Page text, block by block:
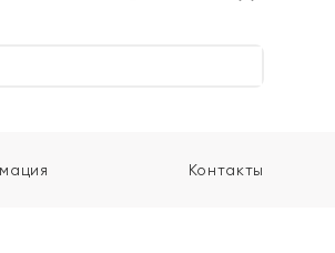
Контакты